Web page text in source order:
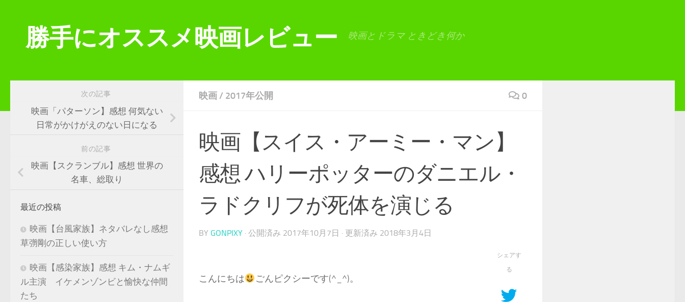
勝手にオススメ映画レビュー 映画とドラマ ときどき何か
映画 / 2017年公開 0
映画【スイス・アーミー・マン】
感想 ハリーポッターのダニエル・
ラドクリフが死体を演じる
BY GONPIXY · 公開済み 2017年10月7日 · 更新済み 2018年3月4日
こんにちは ごんピクシーです(^_^)。
シェアす
る
次の記事
映画「パターソン】感想 何気ない
日常がかけがえのない日になる
前の記事
映画【スクランブル】感想 世界の
名車、総取り
最近の投稿
映画【台風家族】ネタバレなし感想
草彅剛の正しい使い方
映画【感染家族】感想 キム・ナムギ
ル主演 イケメンゾンビと愉快な仲間
たち